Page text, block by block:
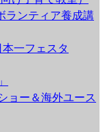
ランティア養成講
一フェスタ
ョー＆海外ユース